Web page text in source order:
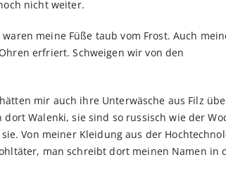
nicht weiter.
meine Füße taub vom Frost. Auch
erfriert. Schweigen wir von den
mir auch ihre Unterwäsche aus Filz
Walenki, sie sind so russisch wie der
Von meiner Kleidung aus der
man schreibt dort meinen Namen in